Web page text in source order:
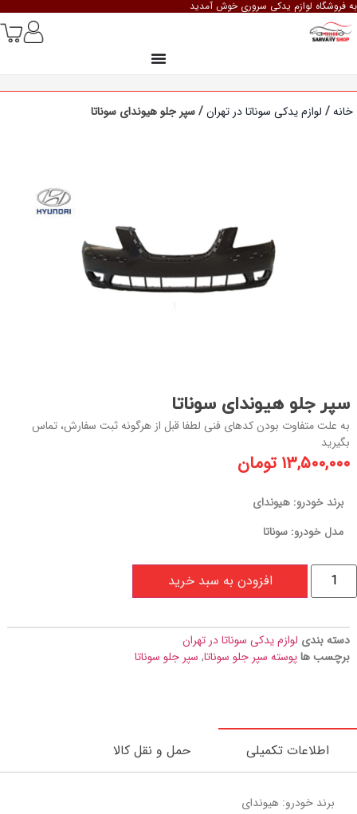
به فروشگاه لوازم یدکی سروری خوش آمدید
خانه/ لوازم یدکی سوناتا در تهران/ سپر جلو هیوندای سوناتا
سپر جلو هیوندای سوناتا
به علت متفاوت بودن کدهای فنی لطفا قبل از هرگونه ثبت سفارش، تماس
بگیرید
۱۳,۵۰۰,۰۰۰ تومان
برند خودرو: هیوندای
مدل خودرو: سوناتا
افزودن به سبد خرید
دسته بندی لوازم یدکی سوناتا در تهران
برچسب هاپوسته سپر جلو سوناتا, سپر جلو سوناتا
اطلاعات تکمیلی حمل و نقل کالا
برند خودرو: هیوندای